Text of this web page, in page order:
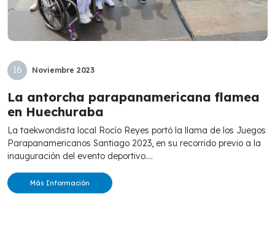
16 Noviembre 2023
La antorcha parapanamericana flamea
en Huechuraba
La taekwondista local Rocío Reyes portó la llama de los Juegos
Parapanamericanos Santiago 2023, en su recorrido previo a la
inauguración del evento deportivo....
Más Información